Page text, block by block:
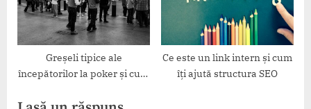
Greșeli tipice ale
începătorilor la poker și cum
Ce este un link intern și cum
îți ajută structura SEO